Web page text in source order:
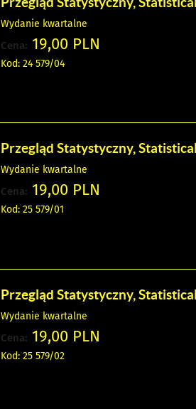
Wydanie kwartalne
Cena: 19,00 PLN
Kod: 24 579/04
Przegląd Statystyczny,
Wydanie kwartalne
Cena: 19,00 PLN
Kod: 25 579/01
Przegląd Statystyczny,
Wydanie kwartalne
Cena: 19,00 PLN
Kod: 25 579/02